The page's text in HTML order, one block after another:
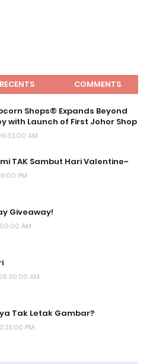
RECENTS COMMENTS
Shops® Expands Beyond
with Launch of First Johor Shop
AM
TAK Sambut Hari Valentine~
PM
Giveaway!
AM
AM
Tak Letak Gambar?
PM